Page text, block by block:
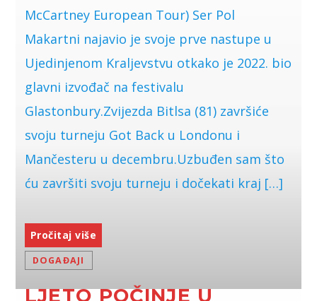
McCartney European Tour) Ser Pol
Makartni najavio je svoje prve nastupe u
Ujedinjenom Kraljevstvu otkako je 2022. bio
glavni izvođač na festivalu
Glastonbury.Zvijezda Bitlsa (81) završiće
svoju turneju Got Back u Londonu i
Mančesteru u decembru.Uzbuđen sam što
ću završiti svoju turneju i dočekati kraj […]
Pročitaj više
DOGAĐAJI
LJETO POČINJE U